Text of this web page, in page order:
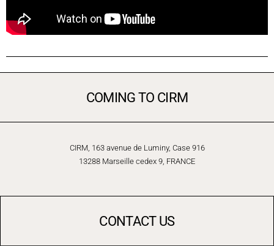
COMING TO CIRM
CIRM, 163 avenue de Luminy, Case 916
13288 Marseille cedex 9, FRANCE
CONTACT US